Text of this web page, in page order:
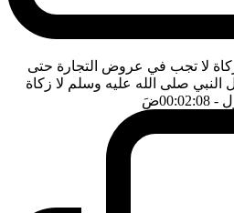
لا تجب في عروض التجارة حتى
صلى الله عليه وسلم لا زكاة
- 00:02:08 ضَ